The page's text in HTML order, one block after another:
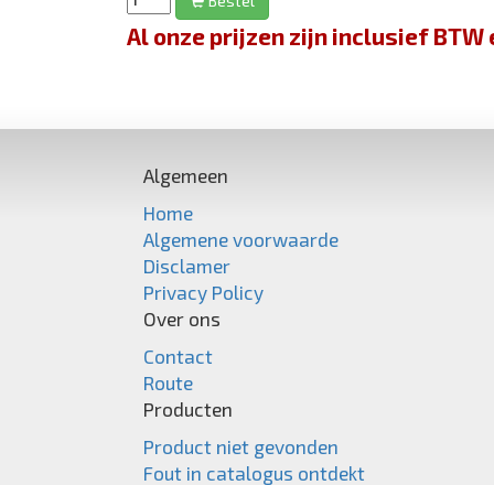
Al onze prijzen zijn inclusief
Algemeen
Home
Algemene voorwaarde
Disclamer
Privacy Policy
Over ons
Contact
Route
Producten
Product niet gevonden
Fout in catalogus ontdekt